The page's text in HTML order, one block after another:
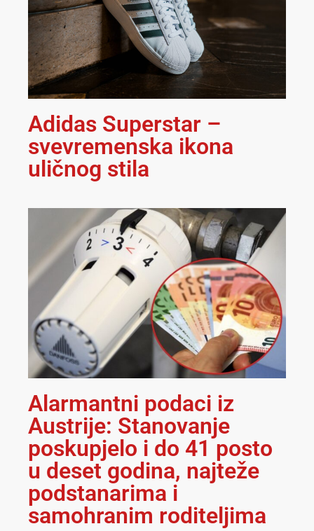
Adidas Superstar –
svevremenska ikona
uličnog stila
Alarmantni podaci iz
Austrije: Stanovanje
poskupjelo i do 41 posto
u deset godina, najteže
podstanarima i
samohranim roditeljima